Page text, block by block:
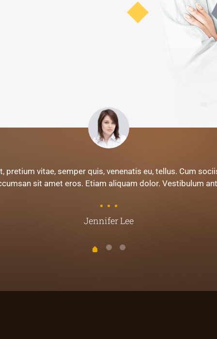
pretium vitae, semper quis, venenatis eu, tellus. Cum
sit amet eros. Etiam aliquam dolor. Vestibulum
Jennifer Lee